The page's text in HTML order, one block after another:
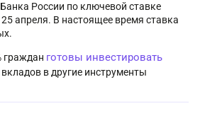
России по ключевой ставке
25 апреля. В настоящее время ставка
граждан готовы инвестировать
в другие инструменты